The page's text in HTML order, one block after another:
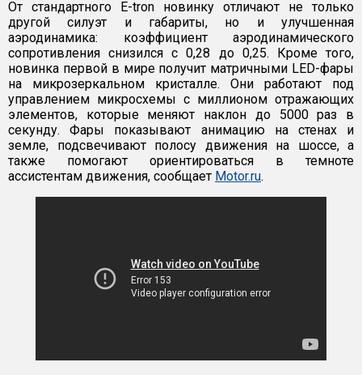
От стандартного E-tron новинку отличают не только
другой силуэт и габариты, но и улучшенная
аэродинамика: коэффициент аэродинамического
сопротивления снизился с 0,28 до 0,25. Кроме того,
новинка первой в мире получит матричными LED-фары
на микрозеркальном кристалле. Они работают под
управлением микросхемы с миллионом отражающих
элементов, которые меняют наклон до 5000 раз в
секунду. Фары показывают анимацию на стенах и
земле, подсвечивают полосу движения на шоссе, а
также помогают ориентироваться в темноте
ассистентам движения, сообщает Motor.ru.